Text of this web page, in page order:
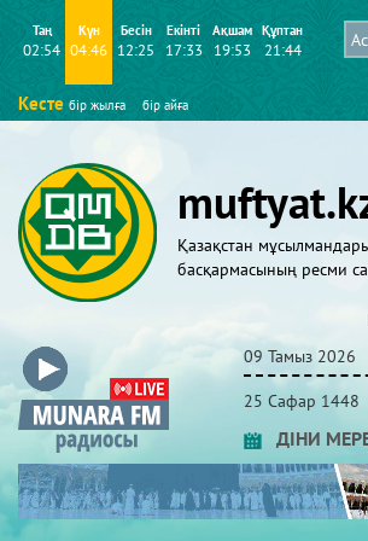
Таң
02:54
Күн
04:46
Бесін
12:25
Екінті
17:33
Ақшам
19:53
Құптан
21:44
Кесте бір жылға бір айға
Қазақстан
басқармасының ресми
09 Тамыз 2026
25 Сафар 1448
ДІНИ